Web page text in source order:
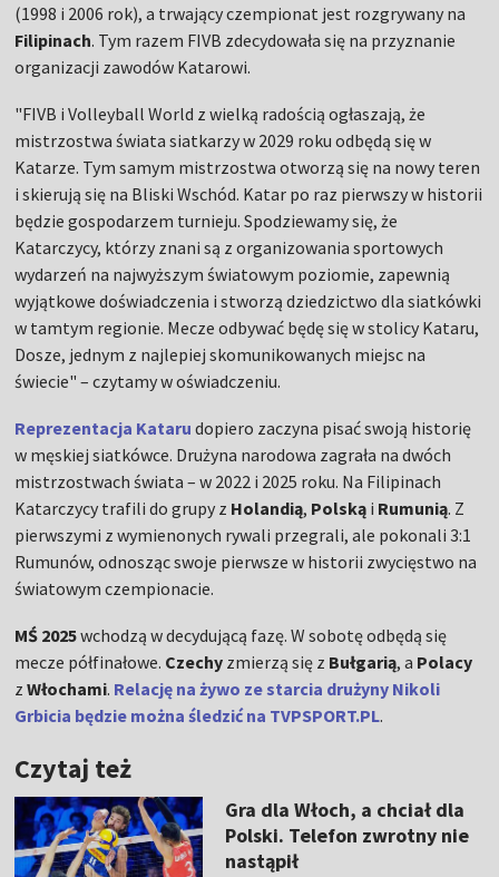
(1998 i 2006 rok), a trwający czempionat jest rozgrywany na
Filipinach. Tym razem FIVB zdecydowała się na przyznanie
organizacji zawodów Katarowi.
"FIVB i Volleyball World z wielką radością ogłaszają, że
mistrzostwa świata siatkarzy w 2029 roku odbędą się w
Katarze. Tym samym mistrzostwa otworzą się na nowy teren
i skierują się na Bliski Wschód. Katar po raz pierwszy w historii
będzie gospodarzem turnieju. Spodziewamy się, że
Katarczycy, którzy znani są z organizowania sportowych
wydarzeń na najwyższym światowym poziomie, zapewnią
wyjątkowe doświadczenia i stworzą dziedzictwo dla siatkówki
w tamtym regionie. Mecze odbywać będę się w stolicy Kataru,
Dosze, jednym z najlepiej skomunikowanych miejsc na
świecie" – czytamy w oświadczeniu.
Reprezentacja Katarudopiero zaczyna pisać swoją historię
w męskiej siatkówce. Drużyna narodowa zagrała na dwóch
mistrzostwach świata – w 2022 i 2025 roku. Na Filipinach
Katarczycy trafili do grupy z Holandią, Polską i Rumunią. Z
pierwszymi z wymienonych rywali przegrali, ale pokonali 3:1
Rumunów, odnosząc swoje pierwsze w historii zwycięstwo na
światowym czempionacie.
MŚ 2025wchodzą w decydującą fazę. W sobotę odbędą się
mecze półfinałowe. Czechy zmierzą się z Bułgarią, a Polacy
zWłochami. Relację na żywo ze starcia drużyny Nikoli
Grbicia będzie można śledzić na TVPSPORT.PL.
Czytaj też
Gra dla Włoch, a chciał dla
Polski. Telefon zwrotny nie
nastąpił